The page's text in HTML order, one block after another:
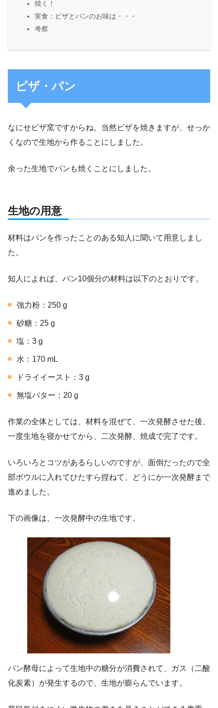
焼く！
実食：ピザとパンのお味は・・・
考察
ピザ・パン
なにせピザ窯ですからね。当然ピザを焼きますが、せっか
くなので生地から作ることにしました。
余った生地でパンも焼くことにしました。
生地の用意
材料はパンを作ったことのある知人に聞いて用意しまし
た。
知人によれば、パン10個分の材料は以下のとおりです。
強力粉：250 g
砂糖：25 g
塩：3 g
水：170 mL
ドライイースト：3 g
無塩バター：20 g
作業の全体としては、材料を混ぜて、一次発酵させた後、
一度生地を寝かせてから、二次発酵、焼成で完了です。
いろいろとコツがあるらしいのですが、面倒だったので全
部ボウルに入れてひたすら捏ねて、どうにか一次発酵まで
進めました。
下の画像は、一次発酵中の生地です。
パン酵母によって生地中の糖分が消費されて、ガス（二酸
化炭素）が発生するので、生地が膨らんでいます。